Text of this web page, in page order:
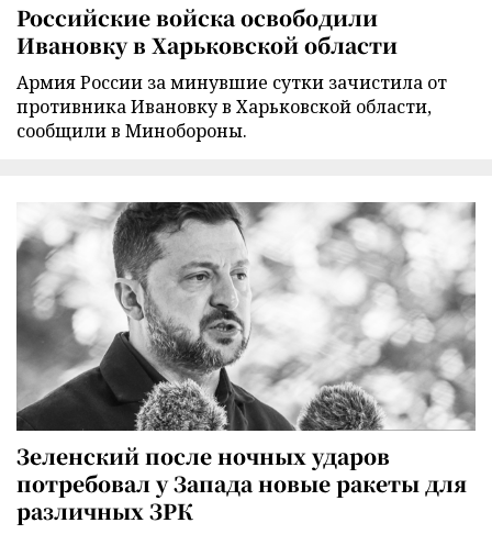
Российские войска освободили
Ивановку в Харьковской области
Армия России за минувшие сутки зачистила от
противника Ивановку в Харьковской области,
сообщили в Минобороны.
Зеленский после ночных ударов
потребовал у Запада новые ракеты для
различных ЗРК